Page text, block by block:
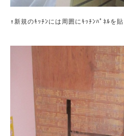
↑新規のｷｯﾁﾝには周囲にｷｯﾁﾝﾊﾟﾈﾙを